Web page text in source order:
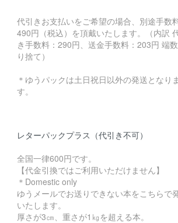
代引きお支払いをご希望の場合、別途手数
490円（税込）を頂戴いたします。（内訳
き手数料：290円、送金手数料：203円 端
り捨て）
＊ゆうパックは土日祝日以外の発送となりま
す。
レターパックプラス（代引き不可）
全国一律600円です。
【代金引換ではご利用いただけません】
＊Domestic only
ゆうメールでお送りできない本をこちらで
いたします。
厚さが3㎝、重さが1㎏を超える本。